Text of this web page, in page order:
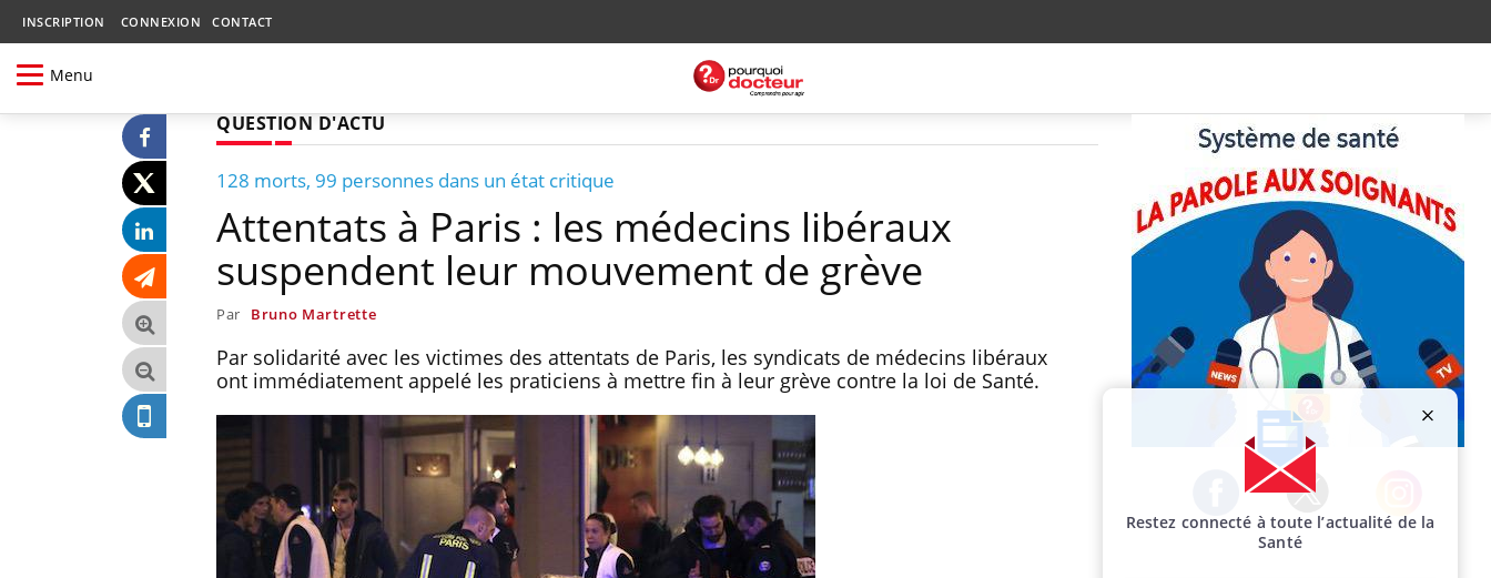
INSCRIPTION CONNEXION CONTACT
Menu
QUESTION D'ACTU
128 morts, 99 personnes dans un état critique
Attentats à Paris : les médecins libéraux
suspendent leur mouvement de grève
Par Bruno Martrette
Par solidarité avec les victimes des attentats de Paris, les syndicats de médecins libéraux
ont immédiatement appelé les praticiens à mettre fin à leur grève contre la loi de Santé.
Facebook Twitter Instagram
Restez connecté à toute l’actualité de la
Santé